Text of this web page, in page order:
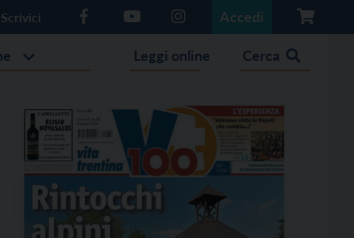
Scrivici Accedi
Leggi online Cerca